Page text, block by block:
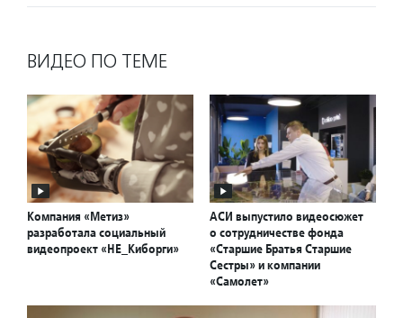
ВИДЕО ПО ТЕМЕ
Компания «Метиз»
разработала социальный
видеопроект «НЕ_Киборги»
АСИ выпустило видеосюжет
о сотрудничестве фонда
«Старшие Братья Старшие
Сестры» и компании
«Самолет»